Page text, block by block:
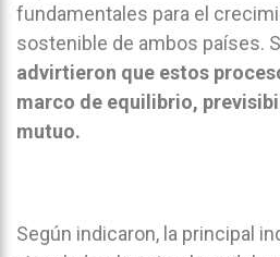
fundamentales para el
sostenible de ambos países.
advirtieron que estos
marco de equilibrio,
mutuo.
Según indicaron, la principal